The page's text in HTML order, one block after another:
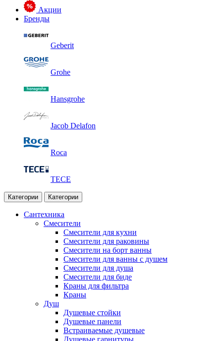
Акции
Бренды
Geberit
Grohe
Hansgrohe
Jacob Delafon
Roca
TECE
Категории Категории
Сантехника
Смесители
Смесители для кухни
Смесители для раковины
Смесители на борт ванны
Смесители для ванны с душем
Смесители для душа
Смесители для биде
Краны для фильтра
Краны
Душ
Душевые стойки
Душевые панели
Встраиваемые душевые
Душевые гарнитуры